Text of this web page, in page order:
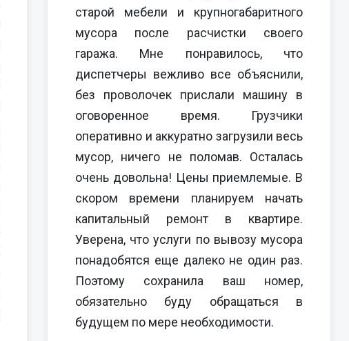
старой мебели и крупногабаритного
мусора после расчистки своего
гаража. Мне понравилось, что
диспетчеры вежливо все объяснили,
без проволочек прислали машину в
оговоренное время. Грузчики
оперативно и аккуратно загрузили весь
мусор, ничего не поломав. Осталась
очень довольна! Цены приемлемые. В
скором времени планируем начать
капитальный ремонт в квартире.
Уверена, что услуги по вывозу мусора
понадобятся еще далеко не один раз.
Поэтому сохранила ваш номер,
обязательно буду обращаться в
будущем по мере необходимости.